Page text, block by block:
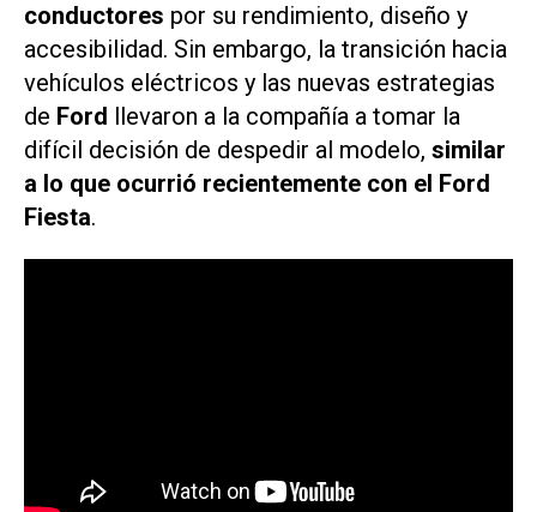
conductores por su rendimiento, diseño y
accesibilidad. Sin embargo, la transición hacia
vehículos eléctricos y las nuevas estrategias
de Ford llevaron a la compañía a tomar la
difícil decisión de despedir al modelo, similar
a lo que ocurrió recientemente con el Ford
Fiesta.